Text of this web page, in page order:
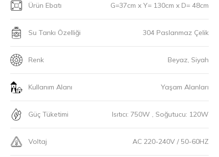
Ürün Ebatı G=37cm x Y= 130cm x D= 48cm
Su Tankı Özelliği 304 Paslanmaz Çelik
Renk Beyaz, Siyah
Kullanım Alanı Yaşam Alanları
Güç Tüketimi Isıtıcı: 750W , Soğutucu: 120W
Voltaj AC 220-240V / 50-60HZ